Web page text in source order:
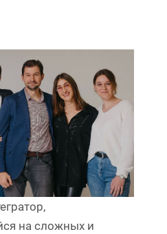
на сложных и